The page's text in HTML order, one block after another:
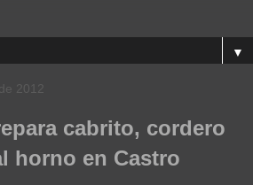
▼
2012
cabrito, cordero
horno en Castro